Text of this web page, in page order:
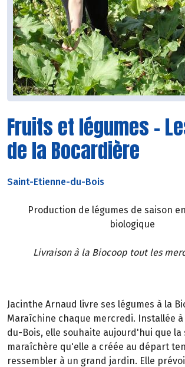
Fruits et légumes -
de la Bocardière
Saint-Etienne-du-Bois
Production de légumes de saison
biologique
Livraison à la Biocoop tout les
Jacinthe Arnaud livre ses légumes à la
Maraîchine chaque mercredi. Installée
du-Bois, elle souhaite aujourd'hui que
maraîchère qu'elle a créée au départ
ressembler à un grand jardin. Elle